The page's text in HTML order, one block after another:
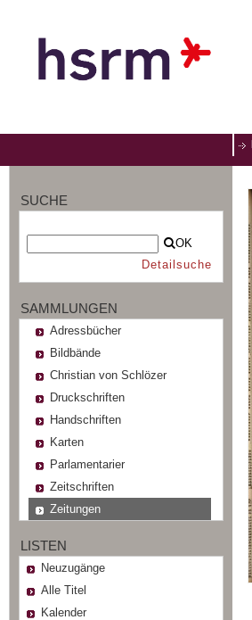
SUCHE
OK
Detailsuche
SAMMLUNGEN
Adressbücher
Bildbände
Christian von Schlözer
Druckschriften
Handschriften
Karten
Parlamentarier
Zeitschriften
Zeitungen
LISTEN
Neuzugänge
Alle Titel
Kalender